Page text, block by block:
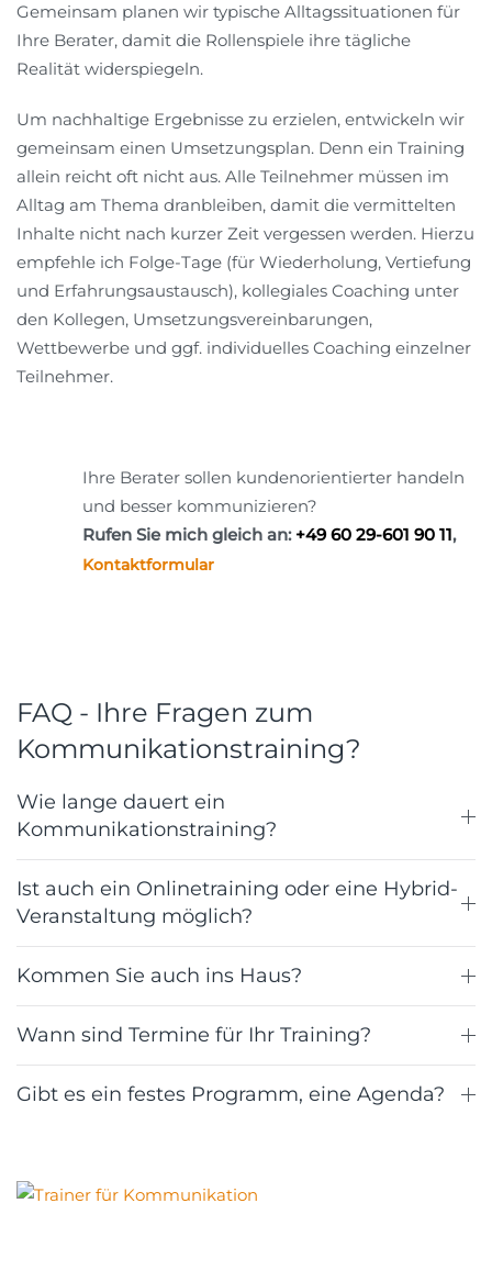
Gemeinsam planen wir typische Alltagssituationen für
Ihre Berater, damit die Rollenspiele ihre tägliche
Realität widerspiegeln.
Um nachhaltige Ergebnisse zu erzielen, entwickeln wir
gemeinsam einen Umsetzungsplan. Denn ein Training
allein reicht oft nicht aus. Alle Teilnehmer müssen im
Alltag am Thema dranbleiben, damit die vermittelten
Inhalte nicht nach kurzer Zeit vergessen werden. Hierzu
empfehle ich Folge-Tage (für Wiederholung, Vertiefung
und Erfahrungsaustausch), kollegiales Coaching unter
den Kollegen, Umsetzungsvereinbarungen,
Wettbewerbe und ggf. individuelles Coaching einzelner
Teilnehmer.
Ihre Berater sollen kundenorientierter handeln
und besser kommunizieren?
Rufen Sie mich gleich an: +49 60 29-601 90 11,
Kontaktformular
FAQ - Ihre Fragen zum
Kommunikationstraining?
Wie lange dauert ein
Kommunikationstraining?
Ist auch ein Onlinetraining oder eine Hybrid-
Veranstaltung möglich?
Kommen Sie auch ins Haus?
Wann sind Termine für Ihr Training?
Gibt es ein festes Programm, eine Agenda?